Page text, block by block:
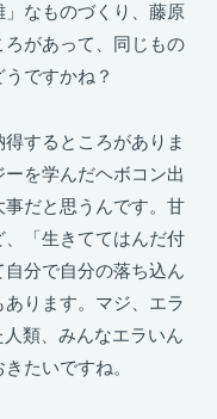
なものづくり、藤原
があって、同じもの
ですかね？
するところがありま
を学んだヘボコン出
だと思うんです。甘
「生きててはんだ付
分で自分の落ち込ん
ります。マジ、エラ
類、みんなエラいん
たいですね。